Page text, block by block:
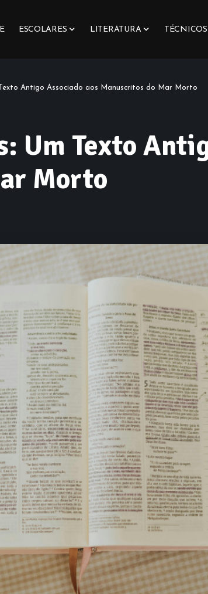
ESCOLARES LITERATURA TÉCNICOS
Antigo Associado aos Manuscritos do Mar Morto
Um Texto
Morto